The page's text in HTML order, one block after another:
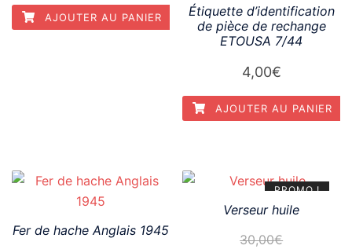
AJOUTER AU PANIER
Étiquette d’identification
de pièce de rechange
ETOUSA 7/44
4,00€
AJOUTER AU PANIER
Fer de hache Anglais 1945
PROMO !
Verseur huile
30,00€